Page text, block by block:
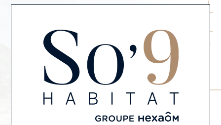
MENU
INSPIRATION SUR-MESURE
SO’#3